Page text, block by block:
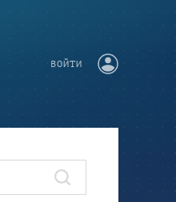
ВОЙТИ